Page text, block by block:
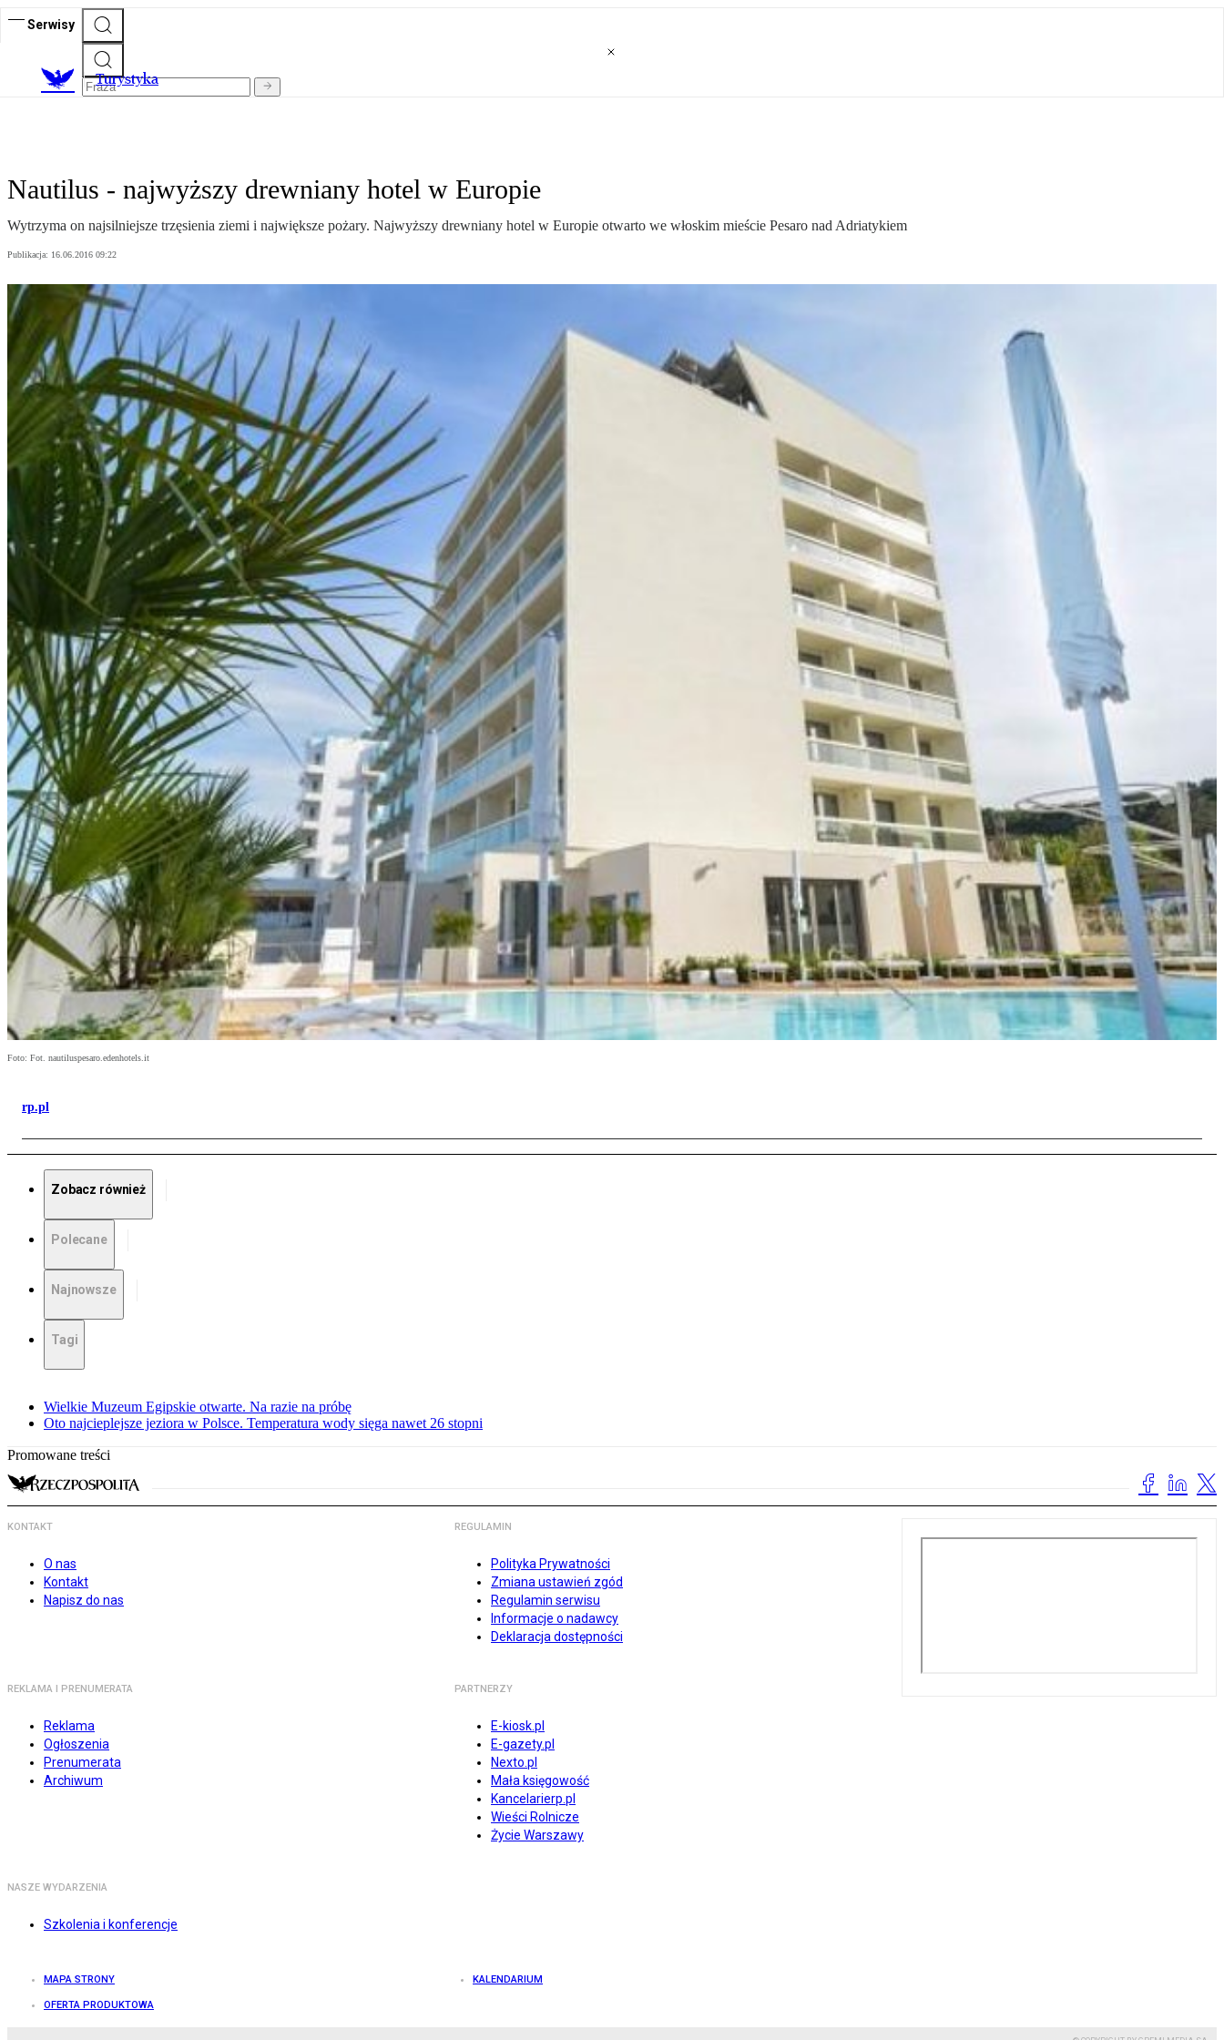
Serwisy
Turystyka
Nautilus - najwyższy drewniany hotel w Europie
Wytrzyma on najsilniejsze trzęsienia ziemi i największe pożary. Najwyższy drewniany hotel w Europie otwarto we włoskim mieście Pesaro nad Adriatykiem
Publikacja: 16.06.2016 09:22
Foto: Fot. nautiluspesaro.edenhotels.it
rp.pl
Zobacz również
Polecane
Najnowsze
Tagi
Wielkie Muzeum Egipskie otwarte. Na razie na próbę
Oto najcieplejsze jeziora w Polsce. Temperatura wody sięga nawet 26 stopni
Promowane treści
KONTAKT
O nas
Kontakt
Napisz do nas
REGULAMIN
Polityka Prywatności
Zmiana ustawień zgód
Regulamin serwisu
Informacje o nadawcy
Deklaracja dostępności
REKLAMA I PRENUMERATA
Reklama
Ogłoszenia
Prenumerata
Archiwum
PARTNERZY
E-kiosk.pl
E-gazety.pl
Nexto.pl
Mała księgowość
Kancelarierp.pl
Wieści Rolnicze
Życie Warszawy
NASZE WYDARZENIA
Szkolenia i konferencje
MAPA STRONY KALENDARIUM
OFERTA PRODUKTOWA